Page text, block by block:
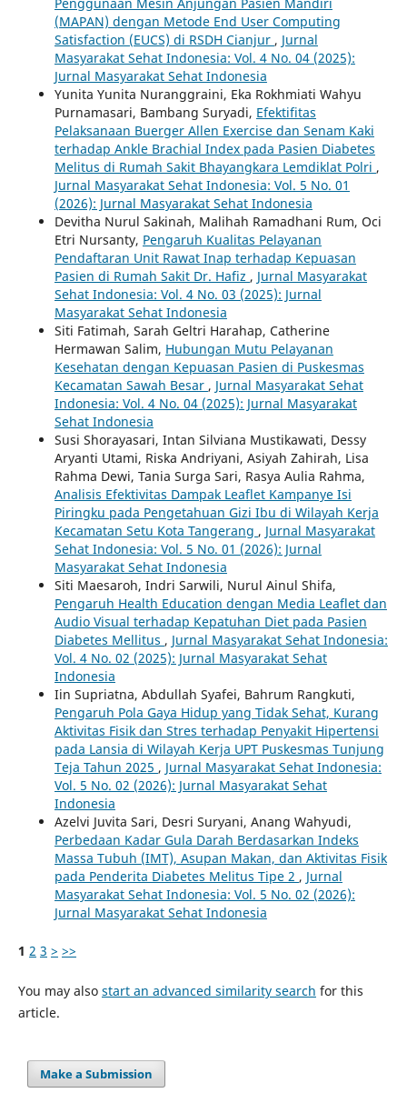
(MAPAN) dengan Metode End User Computing
Satisfaction (EUCS) di RSDH Cianjur , Jurnal
Masyarakat Sehat Indonesia: Vol. 4 No. 04 (2025):
Jurnal Masyarakat Sehat Indonesia
Yunita Yunita Nuranggraini, Eka Rokhmiati Wahyu
Purnamasari, Bambang Suryadi, Efektifitas
Pelaksanaan Buerger Allen Exercise dan Senam Kaki
terhadap Ankle Brachial Index pada Pasien Diabetes
Melitus di Rumah Sakit Bhayangkara Lemdiklat Polri ,
Jurnal Masyarakat Sehat Indonesia: Vol. 5 No. 01
(2026): Jurnal Masyarakat Sehat Indonesia
Devitha Nurul Sakinah, Malihah Ramadhani Rum, Oci
Etri Nursanty, Pengaruh Kualitas Pelayanan
Pendaftaran Unit Rawat Inap terhadap Kepuasan
Pasien di Rumah Sakit Dr. Hafiz , Jurnal Masyarakat
Sehat Indonesia: Vol. 4 No. 03 (2025): Jurnal
Masyarakat Sehat Indonesia
Siti Fatimah, Sarah Geltri Harahap, Catherine
Hermawan Salim, Hubungan Mutu Pelayanan
Kesehatan dengan Kepuasan Pasien di Puskesmas
Kecamatan Sawah Besar , Jurnal Masyarakat Sehat
Indonesia: Vol. 4 No. 04 (2025): Jurnal Masyarakat
Sehat Indonesia
Susi Shorayasari, Intan Silviana Mustikawati, Dessy
Aryanti Utami, Riska Andriyani, Asiyah Zahirah, Lisa
Rahma Dewi, Tania Surga Sari, Rasya Aulia Rahma,
Analisis Efektivitas Dampak Leaflet Kampanye Isi
Piringku pada Pengetahuan Gizi Ibu di Wilayah Kerja
Kecamatan Setu Kota Tangerang , Jurnal Masyarakat
Sehat Indonesia: Vol. 5 No. 01 (2026): Jurnal
Masyarakat Sehat Indonesia
Siti Maesaroh, Indri Sarwili, Nurul Ainul Shifa,
Pengaruh Health Education dengan Media Leaflet dan
Audio Visual terhadap Kepatuhan Diet pada Pasien
Diabetes Mellitus , Jurnal Masyarakat Sehat Indonesia:
Vol. 4 No. 02 (2025): Jurnal Masyarakat Sehat
Indonesia
Iin Supriatna, Abdullah Syafei, Bahrum Rangkuti,
Pengaruh Pola Gaya Hidup yang Tidak Sehat, Kurang
Aktivitas Fisik dan Stres terhadap Penyakit Hipertensi
pada Lansia di Wilayah Kerja UPT Puskesmas Tunjung
Teja Tahun 2025 , Jurnal Masyarakat Sehat Indonesia:
Vol. 5 No. 02 (2026): Jurnal Masyarakat Sehat
Indonesia
Azelvi Juvita Sari, Desri Suryani, Anang Wahyudi,
Perbedaan Kadar Gula Darah Berdasarkan Indeks
Massa Tubuh (IMT), Asupan Makan, dan Aktivitas Fisik
pada Penderita Diabetes Melitus Tipe 2 , Jurnal
Masyarakat Sehat Indonesia: Vol. 5 No. 02 (2026):
Jurnal Masyarakat Sehat Indonesia
1 2 3 > >>
You may also start an advanced similarity search for this
article.
Make a Submission